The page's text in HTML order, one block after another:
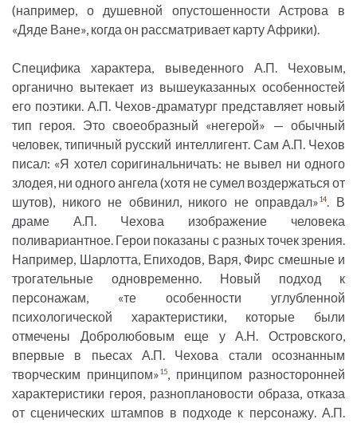
(например, о душевной опустошенности Астрова в
«Дяде Ване», когда он рассматривает карту Африки).
Специфика характера, выведенного А.П. Чеховым,
органично вытекает из вышеуказанных особенностей
его поэтики. А.П. Чехов-драматург представляет новый
тип героя. Это своеобразный «негерой» — обычный
человек, типичный русский интеллигент. Сам А.П. Чехов
писал: «Я хотел соригинальничать: не вывел ни одного
злодея, ни одного ангела (хотя не сумел воздержаться от
шутов), никого не обвинил, никого не оправдал»14. В
драме А.П. Чехова изображение человека
поливариантное. Герои показаны с разных точек зрения.
Например, Шарлотта, Епиходов, Варя, Фирс смешные и
трогательные одновременно. Новый подход к
персонажам, «те особенности углубленной
психологической характеристики, которые были
отмечены Добролюбовым еще у А.Н. Островского,
впервые в пьесах А.П. Чехова стали осознанным
творческим принципом»15, принципом разносторонней
характеристики героя, разноплановости образа, отказа
от сценических штампов в подходе к персонажу. А.П.